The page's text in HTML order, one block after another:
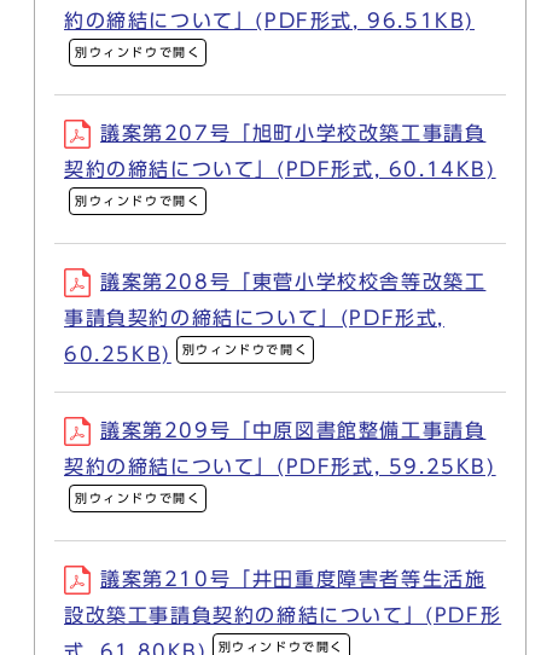
約の締結について」(PDF形式, 96.51KB)
別ウィンドウで開く
議案第207号「旭町小学校改築工事請負
契約の締結について」(PDF形式, 60.14KB)
別ウィンドウで開く
議案第208号「東菅小学校校舎等改築工
事請負契約の締結について」(PDF形式,
60.25KB)
別ウィンドウで開く
議案第209号「中原図書館整備工事請負
契約の締結について」(PDF形式, 59.25KB)
別ウィンドウで開く
議案第210号「井田重度障害者等生活施
設改築工事請負契約の締結について」(PDF形
別ウィンドウで開く